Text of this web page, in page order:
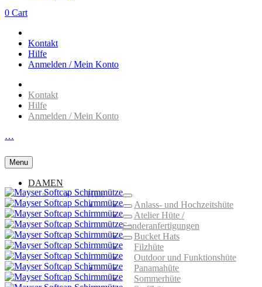
0 Cart
Kontakt
Hilfe
Anmelden / Mein Konto
Kontakt
Hilfe
Anmelden / Mein Konto
…
Menu
DAMEN
Hüte
Anlass- und Hochzeitshüte
Atelier Hüte /
Sonderanfertigungen
Bucket Hats
Filzhüte
Outdoor und Funktionshüte
Panamahüte
Sommerhüte